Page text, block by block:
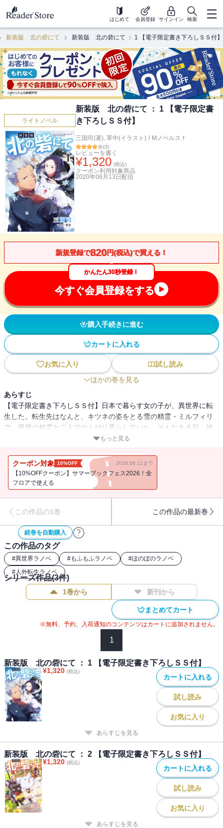
はじめて 会員登録 サインイン 検索
新装版 北の砦にて 新装版 北の砦にて ： 1 【電子限定書き下ろしＳＳ付】
ライトノベル
新装版 北の砦にて ： 1 【電子限定書
き下ろしＳＳ付】
三国司(著), 草中(イラスト) / Mノベルスｆ
(3)
レビューを書く
¥1,320 (税込)
クーポン利用対象商品
2020年06月13日 配信
新規登録で820円(税込)で買える！
かんたん30秒登録！
今すぐ会員登録をする
購入手続きに進む
カートに入れる
お気に入り
試し読み
ほかの巻を見る
あらすじ
【電子限定書き下ろしＳＳ付】日本で暮らす女の子が、異世界に転
生した。転生先はなんと、キツネの姿をとる雪の精霊・ミルフィリ
ア。母親の精霊と二人でのんびり暮らしていた。そんなある日、彼
女は王都へ出かける母親に『はじめてのお留守番』をするように言
込んだのは、強面の騎士たちばかりがいる、北の砦だった。彼女を
保護した『鉄人』の異名を持つ強面の騎士・グレイルだけでなく、
『氷の支団長』と呼ばれるクールな団長・クロムウェルや砦にいる
もっと見る
クーポン対象 10%OFF 2026.08.11まで
【10%OFFクーポン】サマーブックフェス2026！全
フロアで使える
この作品の1巻 この作品の最新巻
続巻を自動購入
この作品のタグ
#異世界ラノベ #もふもふラノベ #ほのぼのラノベ
#人外転生ラノベ
シリーズ作品(3件)
1巻から 新刊から
まとめてカート
※無料、予約、入荷通知のコンテンツはカートに追加されません。
1
新装版 北の砦にて ： 1 【電子限定書き下ろしＳＳ付】
¥1,320 (税込)
カートに入れる
試し読み
お気に入り
あらすじを見る
新装版 北の砦にて ： 2 【電子限定書き下ろしＳＳ付】
¥1,320 (税込)
カートに入れる
試し読み
お気に入り
あらすじを見る